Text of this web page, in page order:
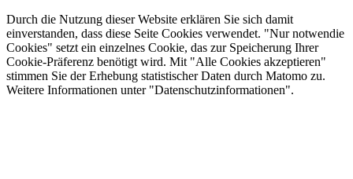
Durch die Nutzung dieser Website erklären Sie sich damit
einverstanden, dass diese Seite Cookies verwendet. "Nur notwendie
Cookies" setzt ein einzelnes Cookie, das zur Speicherung Ihrer
Cookie-Präferenz benötigt wird. Mit "Alle Cookies akzeptieren"
stimmen Sie der Erhebung statistischer Daten durch Matomo zu.
Weitere Informationen unter "Datenschutzinformationen".